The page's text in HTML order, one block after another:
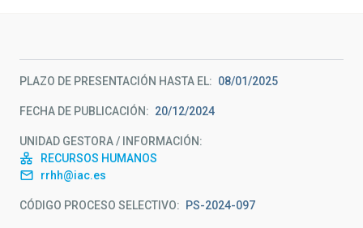
navegación
PLAZO DE PRESENTACIÓN HASTA EL 08/01/2025
FECHA DE PUBLICACIÓN 20/12/2024
UNIDAD GESTORA / INFORMACIÓN
RECURSOS HUMANOS
rrhh@iac.es
CÓDIGO PROCESO SELECTIVO PS-2024-097